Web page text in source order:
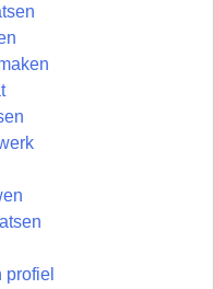
profiel